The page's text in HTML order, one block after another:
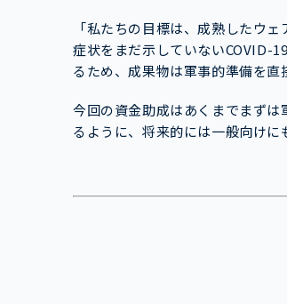
「私たちの目標は、成熟したウ
症状をまだ示していないCOVID-
るため、成果物は軍事的準備を
今回の資金助成はあくまでまず
るように、将来的には一般向けに